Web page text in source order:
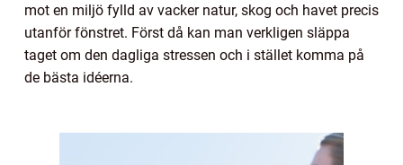
mot en miljö fylld av vacker natur, skog och havet precis
utanför fönstret. Först då kan man verkligen släppa
taget om den dagliga stressen och i stället komma på
de bästa idéerna.